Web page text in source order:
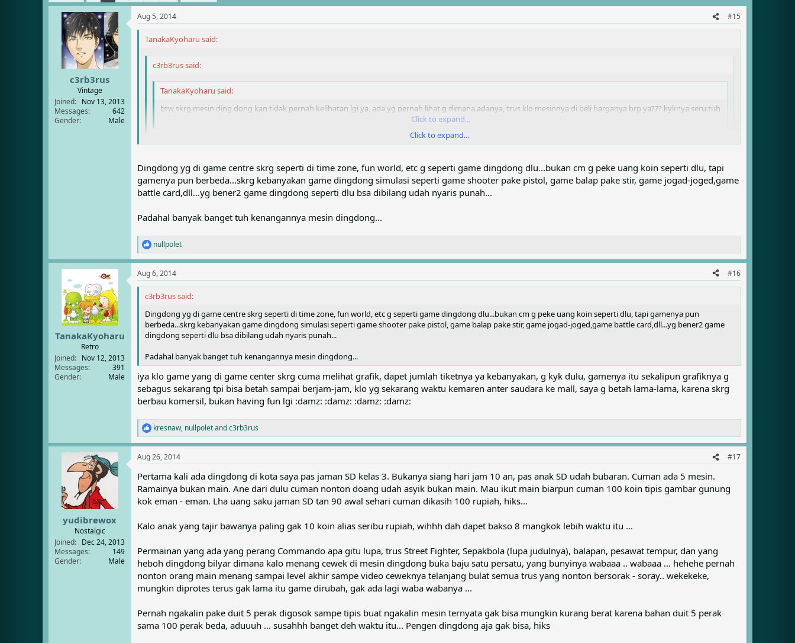
e
r
r
t
d
a
t
e
s
c3rb3rus
Vintage
Joined
Nov 13, 2013
Messages
642
Gender
Male
Aug 5, 2014 #15
TanakaKyoharu said:
c3rb3rus said:
TanakaKyoharu said:
btw skrg mesin ding dong kan tidak pernah kelihatan lgi ya, ada yg pernah lihat g dimana adanya, trus klo mesinnya di beli harganya brp ya??? kyknya seru tuh
Click to expand...
Click to expand...
Dingdong yg di game centre skrg seperti di time zone, fun world, etc g seperti game dingdong dlu...bukan cm g peke uang koin seperti dlu, tapi
gamenya pun berbeda...skrg kebanyakan game dingdong simulasi seperti game shooter pake pistol, game balap pake stir, game jogad-joged,game
battle card,dll...yg bener2 game dingdong seperti dlu bsa dibilang udah nyaris punah...
Padahal banyak banget tuh kenangannya mesin dingdong...
R
e
c
t
nullpolet
TanakaKyoharu
Retro
Joined
Nov 12, 2013
Messages
391
Gender
Male
Aug 6, 2014 #16
c3rb3rus said:
Dingdong yg di game centre skrg seperti di time zone, fun world, etc g seperti game dingdong dlu...bukan cm g peke uang koin seperti dlu, tapi gamenya pun
berbeda...skrg kebanyakan game dingdong simulasi seperti game shooter pake pistol, game balap pake stir, game jogad-joged,game battle card,dll...yg bener2 game
dingdong seperti dlu bsa dibilang udah nyaris punah...
Padahal banyak banget tuh kenangannya mesin dingdong...
iya klo game yang di game center skrg cuma melihat grafik, dapet jumlah tiketnya ya kebanyakan, g kyk dulu, gamenya itu sekalipun grafiknya g
sebagus sekarang tpi bisa betah sampai berjam-jam, klo yg sekarang waktu kemaren anter saudara ke mall, saya g betah lama-lama, karena skrg
berbau komersil, bukan having fun lgi :damz: :damz: :damz: :damz:
R
e
c
i
o
n
s
kresnaw, nullpoletandc3rb3rus
yudibrewox
Nostalgic
Joined
Dec 24, 2013
Messages
149
Gender
Male
Aug 26, 2014 #17
Pertama kali ada dingdong di kota saya pas jaman SD kelas 3. Bukanya siang hari jam 10 an, pas anak SD udah bubaran. Cuman ada 5 mesin.
Ramainya bukan main. Ane dari dulu cuman nonton doang udah asyik bukan main. Mau ikut main biarpun cuman 100 koin tipis gambar gunung
kok eman - eman. Lha uang saku jaman SD tan 90 awal sehari cuman dikasih 100 rupiah, hiks...
Kalo anak yang tajir bawanya paling gak 10 koin alias seribu rupiah, wihhh dah dapet bakso 8 mangkok lebih waktu itu ...
Permainan yang ada yang perang Commando apa gitu lupa, trus Street Fighter, Sepakbola (lupa judulnya), balapan, pesawat tempur, dan yang
heboh dingdong bilyar dimana kalo menang cewek di mesin dingdong buka baju satu persatu, yang bunyinya wabaaa .. wabaaa ... hehehe pernah
nonton orang main menang sampai level akhir sampe video ceweknya telanjang bulat semua trus yang nonton bersorak - soray.. wekekeke,
mungkin diprotes terus gak lama itu game dirubah, gak ada lagi waba wabanya ...
Pernah ngakalin pake duit 5 perak digosok sampe tipis buat ngakalin mesin ternyata gak bisa mungkin kurang berat karena bahan duit 5 perak
sama 100 perak beda, aduuuh ... susahhh banget deh waktu itu... Pengen dingdong aja gak bisa, hiks